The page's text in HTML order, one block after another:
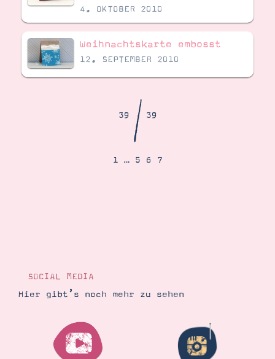
Angebote
4. OKTOBER 2010
Weihnachtskarte embosst
12. SEPTEMBER 2010
39/39
1 … 5 6 7
SOCIAL MEDIA
Hier gibt’s noch mehr zu sehen